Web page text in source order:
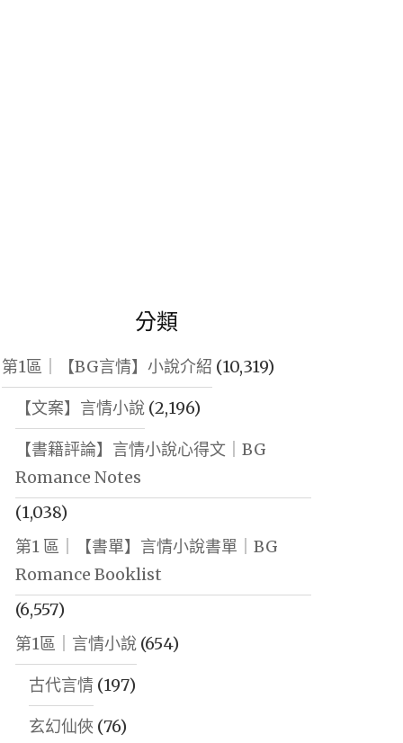
分類
第1區｜【BG言情】小說介紹 (10,319)
【文案】言情小說(2,196)
【書籍評論】言情小說心得文｜BG
Romance Notes
(1,038)
第1 區｜【書單】言情小說書單｜BG
Romance Booklist
(6,557)
第1區｜言情小說(654)
古代言情(197)
玄幻仙俠 (76)